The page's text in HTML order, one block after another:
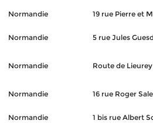
Normandie 19 rue Pierre et
Normandie 5 rue Jules
Normandie Route de Lieurey
Normandie 16 rue Roger
Normandie 1 bis rue Albert